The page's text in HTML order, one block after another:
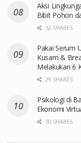
Aksi
Bibit Pohon
52 SHARES
Pakai Serum
Kusam &
Melakukan 6
29 SHARES
Psikologi di
Ekonomi
50 SHARES